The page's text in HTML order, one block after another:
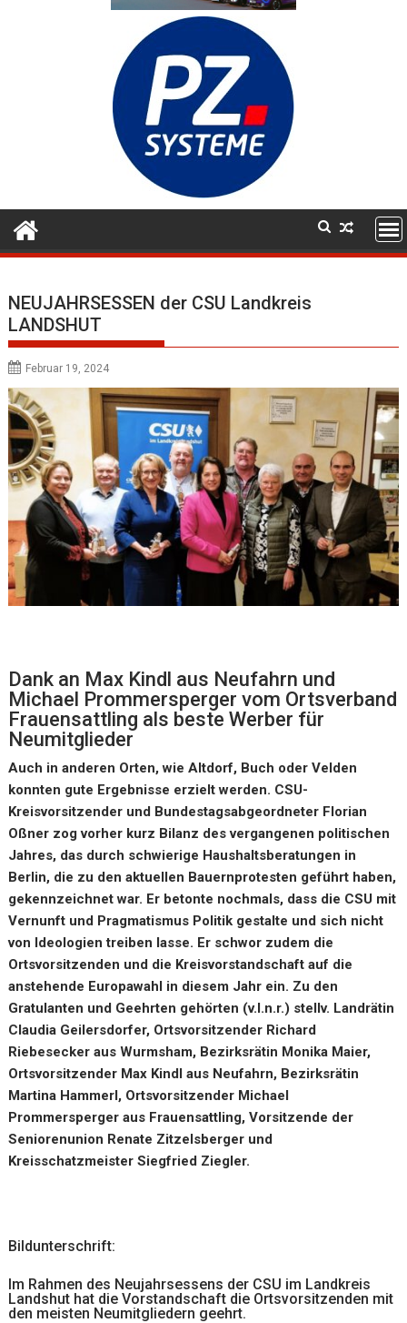
NEUJAHRSESSEN der CSU Landkreis
LANDSHUT
Februar 19, 2024
Dank an Max Kindl aus Neufahrn und
Michael Prommersperger vom Ortsverband
Frauensattling als beste Werber für
Neumitglieder
Auch in anderen Orten, wie Altdorf, Buch oder Velden
konnten gute Ergebnisse erzielt werden. CSU-
Kreisvorsitzender und Bundestagsabgeordneter Florian
Oßner zog vorher kurz Bilanz des vergangenen politischen
Jahres, das durch schwierige Haushaltsberatungen in
Berlin, die zu den aktuellen Bauernprotesten geführt haben,
gekennzeichnet war. Er betonte nochmals, dass die CSU mit
Vernunft und Pragmatismus Politik gestalte und sich nicht
von Ideologien treiben lasse. Er schwor zudem die
Ortsvorsitzenden und die Kreisvorstandschaft auf die
anstehende Europawahl in diesem Jahr ein. Zu den
Gratulanten und Geehrten gehörten (v.l.n.r.) stellv. Landrätin
Claudia Geilersdorfer, Ortsvorsitzender Richard
Riebesecker aus Wurmsham, Bezirksrätin Monika Maier,
Ortsvorsitzender Max Kindl aus Neufahrn, Bezirksrätin
Martina Hammerl, Ortsvorsitzender Michael
Prommersperger aus Frauensattling, Vorsitzende der
Seniorenunion Renate Zitzelsberger und
Kreisschatzmeister Siegfried Ziegler.
Bildunterschrift:
Im Rahmen des Neujahrsessens der CSU im Landkreis
Landshut hat die Vorstandschaft die Ortsvorsitzenden mit
den meisten Neumitgliedern geehrt.